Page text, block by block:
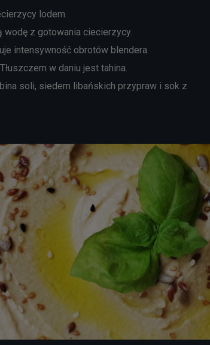
lodem.
wodę z gotowania ciecierzycy.
intensywność obrotów blendera.
w daniu jest tahina.
soli, siedem libańskich przypraw i sok z